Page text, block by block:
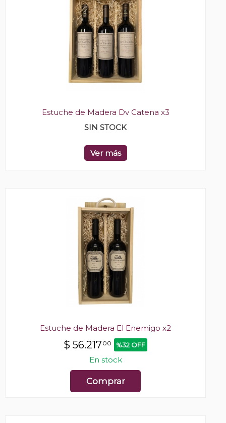
Estuche de Madera Dv Catena x3
SIN STOCK
Ver más
Estuche de Madera El Enemigo x2
$ 56.21700 %32 OFF
En stock
Comprar